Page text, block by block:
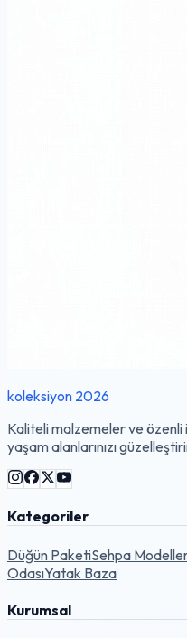
koleksiyon 2026
Kaliteli malzemeler ve özenli
yaşam alanlarınızı
Kategoriler
Düğün PaketiSehpa
OdasıYatak Baza
Kurumsal